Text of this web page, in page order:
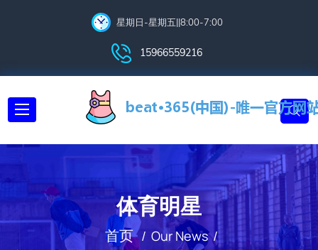
星期日-星期五||8:00-7:00
15966559216
体育明星
首页
Our News